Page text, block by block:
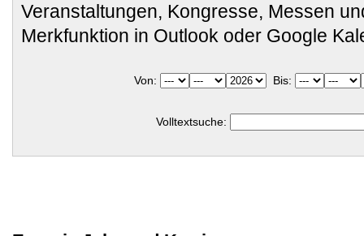
Veranstaltungen, Kongresse, Messen
Merkfunktion in Outlook oder Google
Von: Bis:
Volltextsuche: